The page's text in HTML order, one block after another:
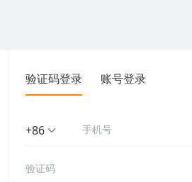
验证码登录 账号登录
+86